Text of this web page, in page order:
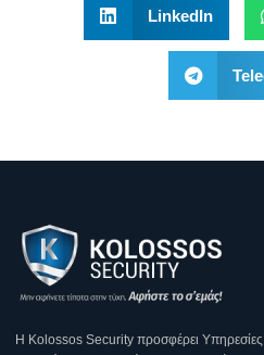
LinkedIn
Η Κοlossos Security προσφέρει